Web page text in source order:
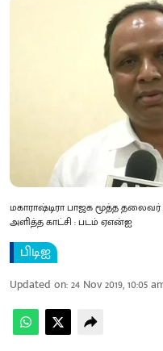
மகாராஷ்டிரா பாஜக மூத்த
அளித்த காட்சி : படம் ஏஎன்ஐ
பிடிஐ
Updated on:24 Nov 2019, 10:05